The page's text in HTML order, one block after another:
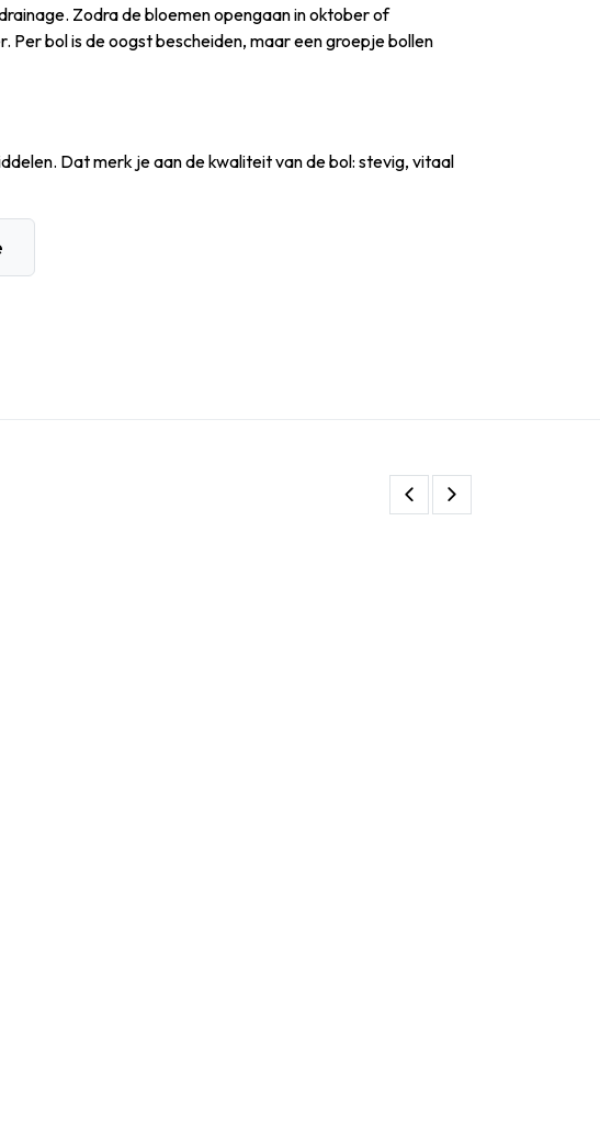
Zodra de bloemen opengaan in oktober of
bol is de oogst bescheiden, maar een groepje bollen
Dat merk je aan de kwaliteit van de bol: stevig, vitaal